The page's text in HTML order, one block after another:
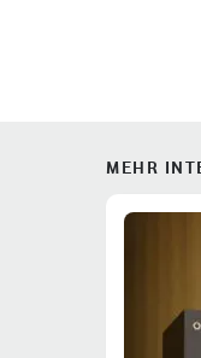
MEHR